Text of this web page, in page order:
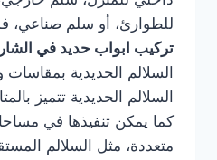
للطوارئ، أو سلم صناعي،
تركيب ابواب حديد في
السلالم الحديدية
السلالم الحديدية تتميز
كما يمكن تنفيذها في
متعددة، مثل السلالم